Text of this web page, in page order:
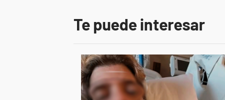
Te puede interesar